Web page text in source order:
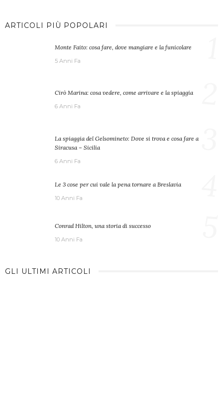
ARTICOLI PIÙ POPOLARI
Monte Faito: cosa fare, dove mangiare e la funicolare
5 Anni Fa
Cirò Marina: cosa vedere, come arrivare e la spiaggia
6 Anni Fa
La spiaggia del Gelsomineto: Dove si trova e cosa fare a
Siracusa – Sicilia
6 Anni Fa
Le 3 cose per cui vale la pena tornare a Breslavia
10 Anni Fa
Conrad Hilton, una storia di successo
10 Anni Fa
GLI ULTIMI ARTICOLI